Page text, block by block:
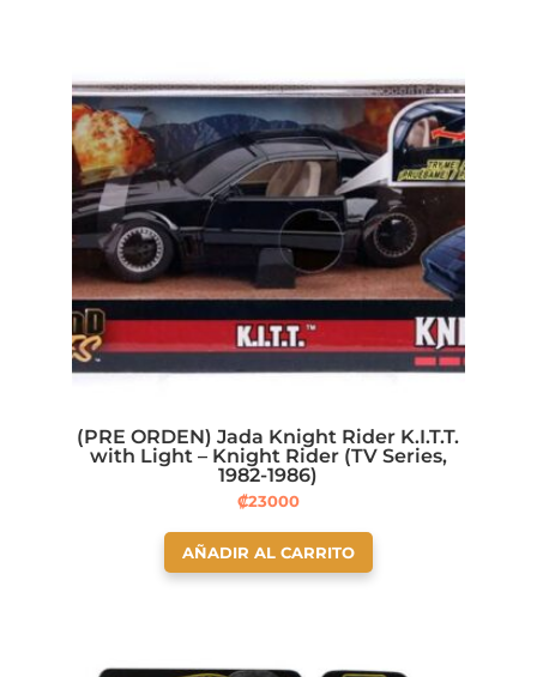
(PRE ORDEN) Jada Knight Rider K.I.T.T.
with Light – Knight Rider (TV Series,
1982-1986)
₡23000
AÑADIR AL CARRITO